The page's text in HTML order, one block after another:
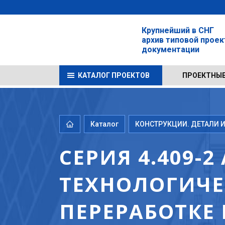
Крупнейший в СНГ
архив типовой
документации
КАТАЛОГ ПРОЕКТОВ
Каталог КОНСТРУКЦИИ. ДЕТАЛИ
СЕРИЯ 4.409-